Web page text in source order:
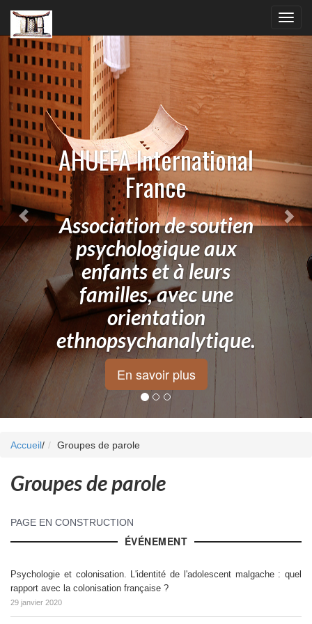
AHUEFA International
France
Association de soutien
psychologique aux
enfants et à leurs
familles, avec une
orientation
ethnopsychanalytique.
En savoir plus
Previous
Accueil/ Groupes de parole
Groupes de parole
PAGE EN CONSTRUCTION
ÉVÉNEMENT
Psychologie et colonisation. L'identité de l'adolescent malgache : quel
rapport avec la colonisation française ?
29 janvier 2020